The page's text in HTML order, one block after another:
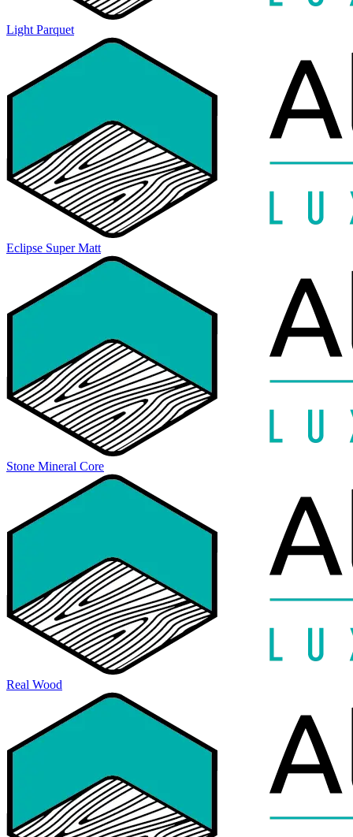
Light Parquet
Eclipse Super Matt
Stone Mineral Core
Real Wood